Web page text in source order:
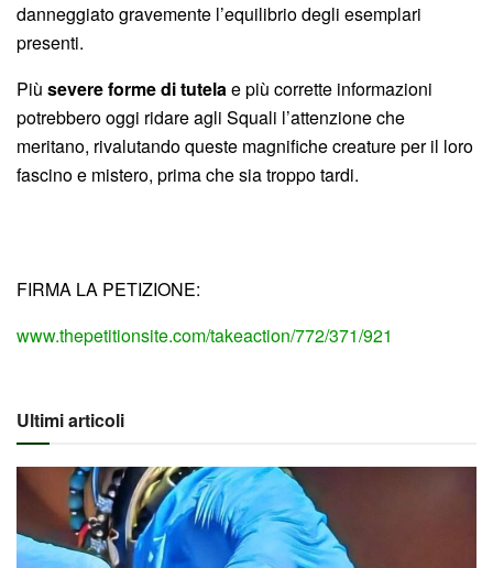
danneggiato gravemente l’equilibrio degli esemplari
presenti.
Più severe forme di tutelae più corrette informazioni
potrebbero oggi ridare agli Squali l’attenzione che
meritano, rivalutando queste magnifiche creature per il loro
fascino e mistero, prima che sia troppo tardi.
FIRMA LA PETIZIONE:
www.thepetitionsite.com/takeaction/772/371/921
Ultimi articoli